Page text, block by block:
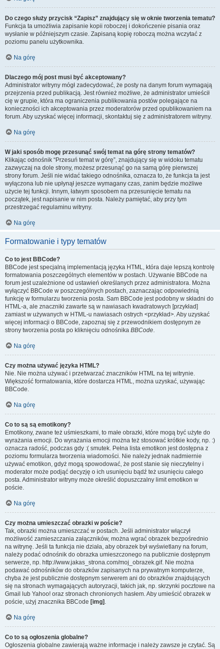
Do czego służy przycisk “Zapisz” znajdujący się w oknie tworzenia tematu?
Funkcja ta umożliwia zapisanie kopii roboczej i dokończenie pisania oraz
wysłanie w późniejszym czasie. Zapisaną kopię roboczą można wczytać z
poziomu panelu użytkownika.
Na górę
Dlaczego mój post musi być akceptowany?
Administrator witryny mógł zadecydować, że posty na danym forum wymagają
przejrzenia przed publikacją. Jest również możliwe, że administrator umieścił
cię w grupie, która ma ograniczenia publikowania postów polegające na
konieczności ich akceptowania przez moderatorów przed opublikowaniem na
forum. Aby uzyskać więcej informacji, skontaktuj się z administratorem witryny.
Na górę
W jaki sposób mogę przesunąć swój temat na górę strony tematów?
Klikając odnośnik “Przesuń temat w górę”, znajdujący się w widoku tematu
zazwyczaj na dole strony, możesz przesunąć go na samą górę pierwszej
strony forum. Jeśli nie widać takiego odnośnika, oznacza to, że funkcja ta jest
wyłączona lub nie upłynął jeszcze wymagany czas, zanim będzie możliwe
użycie tej funkcji. Innym, łatwym sposobem na przesunięcie tematu na
początek, jest napisanie w nim posta. Należy pamiętać, aby przy tym
przestrzegać regulaminu witryny.
Na górę
Formatowanie i typy tematów
Co to jest BBCode?
BBCode jest specjalną implementacją języka HTML, która daje lepszą kontrolę
formatowania poszczególnych elementów w postach. Używanie BBCode na
forum jest uzależnione od ustawień określanych przez administratora. Można
wyłączyć BBCode w poszczególnych postach, zaznaczając odpowiednią
funkcję w formularzu tworzenia posta. Sam BBCode jest podobny w składni do
HTML-a, ale znaczniki zawarte są w nawiasach kwadratowych [przykład]
zamiast w używanych w HTML-u nawiasach ostrych <przykład>. Aby uzyskać
więcej informacji o BBCode, zapoznaj się z przewodnikiem dostępnym ze
strony tworzenia posta po kliknięciu odnośnika BBCode.
Na górę
Czy można używać języka HTML?
Nie. Nie można używać i przetwarzać znaczników HTML na tej witrynie.
Większość formatowania, które dostarcza HTML, można uzyskać, używając
BBCode.
Na górę
Co to są są emotikony?
Emotikony, zwane też uśmieszkami, to małe obrazki, które mogą być użyte do
wyrażania emocji. Do wyrażania emocji można też stosować krótkie kody, np. :)
oznacza radość, podczas gdy :( smutek. Pełna lista emotikon jest dostępna z
poziomu formularza tworzenia wiadomości. Nie należy jednak nadmiernie
używać emotikon, gdyż mogą spowodować, że post stanie się nieczytelny i
moderator może podjąć decyzję o ich usunięciu bądź też usunięciu całego
posta. Administrator witryny może określić dopuszczalny limit emotikon w
poście.
Na górę
Czy można umieszczać obrazki w poście?
Tak, obrazki można umieszczać w postach. Jeśli administrator włączył
możliwość zamieszczania załączników, można wgrać obrazek bezpośrednio
na witrynę. Jeśli ta funkcja nie działa, aby obrazek był wyświetlany na forum,
należy podać odnośnik do obrazka umieszczonego na publicznie dostępnym
serwerze, np. http://www.jakas_strona.com/moj_obrazek.gif. Nie można
podawać odnośników do obrazków zapisanych na prywatnym komputerze,
chyba że jest publicznie dostępnym serwerem ani do obrazków znajdujących
się na stronach wymagających autoryzacji, takich jak, np. skrzynki pocztowe na
Gmail lub Yahoo! oraz stronach chronionych hasłem. Aby umieścić obrazek w
poście, użyj znacznika BBCode [img] .
Na górę
Co to są ogłoszenia globalne?
Ogłoszenia globalne zawierają ważne informacje i należy zawsze je czytać. Są